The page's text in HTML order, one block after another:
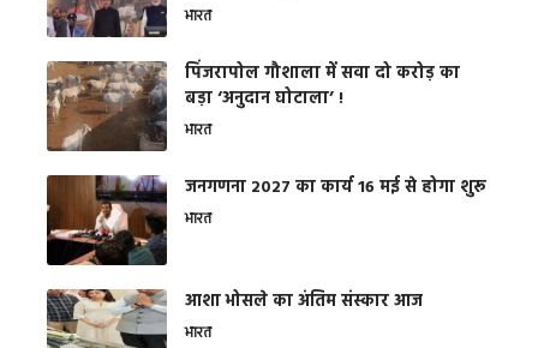
भारत
​पिंजरापोल गौशाला में सवा दो करोड़ का
बड़ा ‘अनुदान घोटाला’ !
भारत
जनगणना 2027 का कार्य 16 मई से होगा शुरू
भारत
आशा भोसले का अंतिम संस्कार आज
भारत